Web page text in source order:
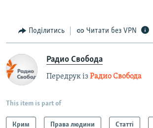
Поділитись Читати без VPN
Радио Свобода
Передрук із Радио Свобода
This item is part of
Крим Права людини Статті